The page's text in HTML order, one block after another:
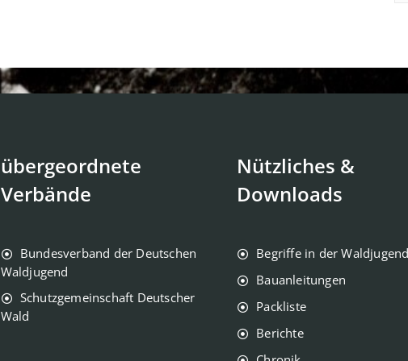
übergeordnete
Verbände
Bundesverband der Deutschen
Waldjugend
Schutzgemeinschaft Deutscher
Wald
Nützliches &
Downloads
Begriffe in der
Bauanleitungen
Packliste
Berichte